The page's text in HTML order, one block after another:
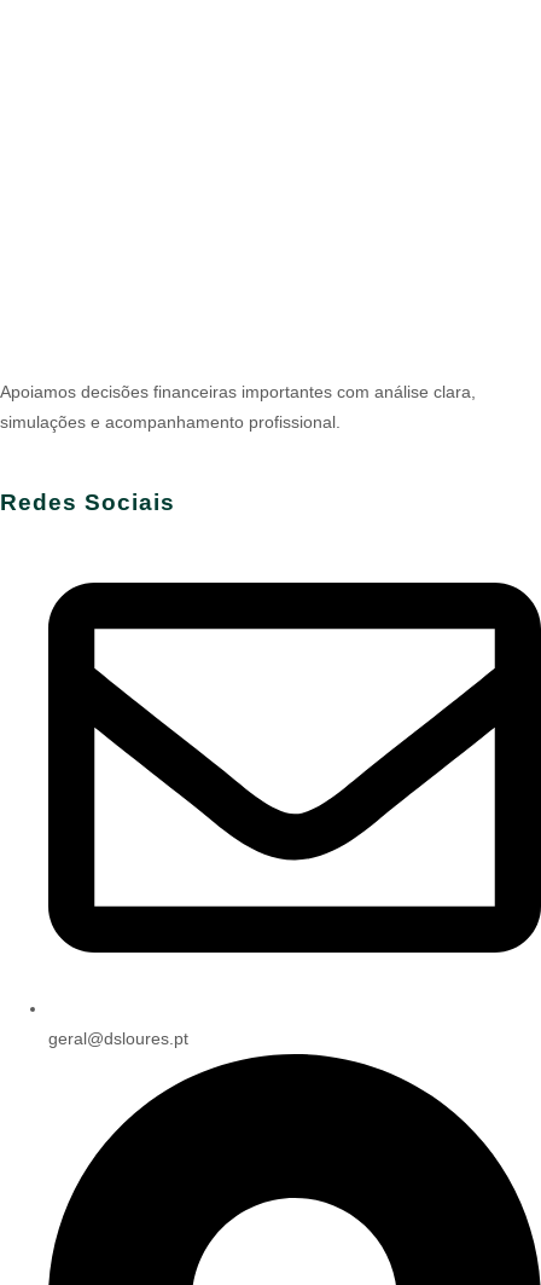
Apoiamos decisões financeiras importantes com análise clara,
simulações e acompanhamento profissional.
Redes Sociais
geral@dsloures.pt